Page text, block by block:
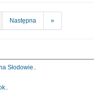
Następna »
Słodowie..